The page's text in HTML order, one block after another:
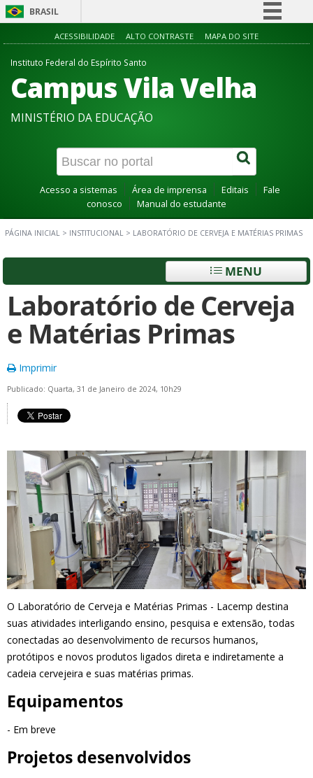
BRASIL
Simplifique!
Participe
Acesso à informação
Canais
ACESSIBILIDADE ALTO CONTRASTE MAPA DO SITE
Instituto Federal do Espírito Santo
Campus Vila Velha
MINISTÉRIO DA EDUCAÇÃO
Acesso a sistemas Área de imprensa Editais
Fale
conosco
Manual do estudante
PÁGINA INICIAL > INSTITUCIONAL > LABORATÓRIO DE CERVEJA E MATÉRIAS PRIMAS
MENU
Laboratório de Cerveja
e Matérias Primas
Imprimir
Publicado: Quarta, 31 de Janeiro de 2024, 10h29
O Laboratório de Cerveja e Matérias Primas - Lacemp destina
suas atividades interligando ensino, pesquisa e extensão, todas
conectadas ao desenvolvimento de recursos humanos,
protótipos e novos produtos ligados direta e indiretamente a
cadeia cervejeira e suas matérias primas.
Equipamentos
- Em breve
Projetos desenvolvidos